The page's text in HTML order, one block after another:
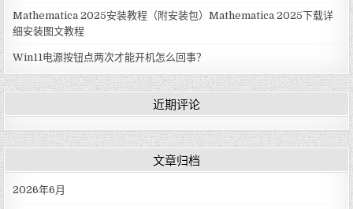
Mathematica 2025安装教程（附安装包）Mathematica 2025下载详
细安装图文教程
Win11电源按钮点两次才能开机怎么回事？
近期评论
文章归档
2026年6月